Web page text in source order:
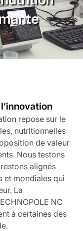
repose sur le
nutritionnelles
de valeur
Nous testons
alignés
et mondiales qui
La
NC
à certaines des